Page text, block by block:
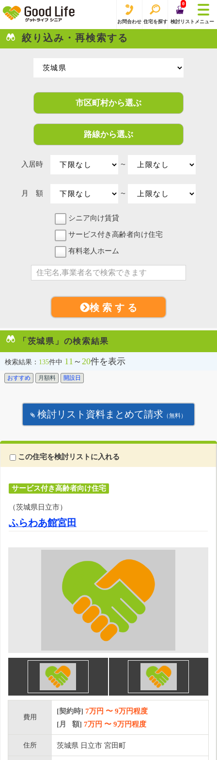
お問合わせ 住宅を探す
0
検討リスト メニュー
絞り込み・再検索する
市区町村から選ぶ
路線から選ぶ
入居時 〜
月 額 〜
シニア向け賃貸
サービス付き高齢者向け住宅
有料老人ホーム
検 索 す る
「茨城県」の検索結果
検索結果： 135件中 11 ～ 20件を表示
おすすめ 月額料 開設日
検討リスト資料まとめて請求 （無料）
この住宅を検討リストに入れる
サービス付き高齢者向け住宅
（茨城県日立市）
ふらわあ館宮田
費用
[契約時] 7万円 〜 9万円程度
[月 額] 7万円 〜 9万円程度
住所 茨城県 日立市 宮田町